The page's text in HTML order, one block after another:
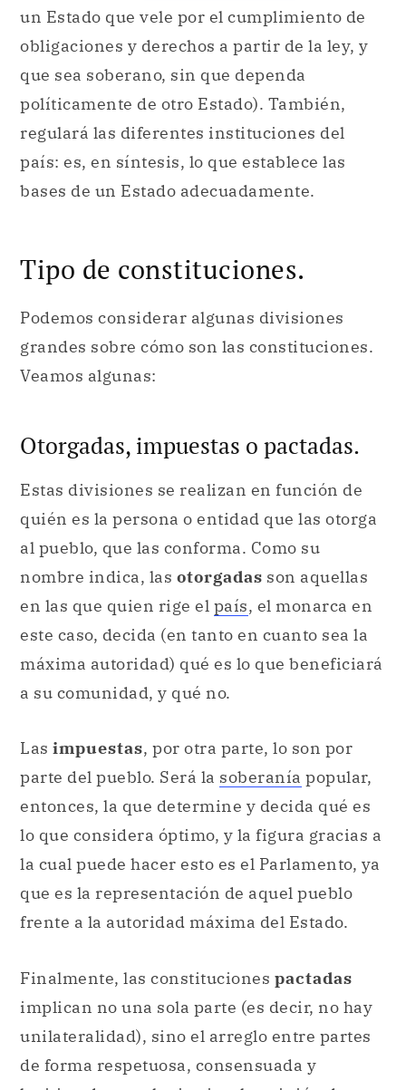
un Estado que vele por el cumplimiento de
obligaciones y derechos a partir de la ley, y
que sea soberano, sin que dependa
políticamente de otro Estado). También,
regulará las diferentes instituciones del
país: es, en síntesis, lo que establece las
bases de un Estado adecuadamente.
Tipo de constituciones.
Podemos considerar algunas divisiones
grandes sobre cómo son las constituciones.
Veamos algunas:
Otorgadas, impuestas o pactadas.
Estas divisiones se realizan en función de
quién es la persona o entidad que las otorga
al pueblo, que las conforma. Como su
nombre indica, las otorgadas son aquellas
en las que quien rige el país, el monarca en
este caso, decida (en tanto en cuanto sea la
máxima autoridad) qué es lo que beneficiará
a su comunidad, y qué no.
Las impuestas, por otra parte, lo son por
parte del pueblo. Será la soberanía popular,
entonces, la que determine y decida qué es
lo que considera óptimo, y la figura gracias a
la cual puede hacer esto es el Parlamento, ya
que es la representación de aquel pueblo
frente a la autoridad máxima del Estado.
Finalmente, las constituciones pactadas
implican no una sola parte (es decir, no hay
unilateralidad), sino el arreglo entre partes
de forma respetuosa, consensuada y